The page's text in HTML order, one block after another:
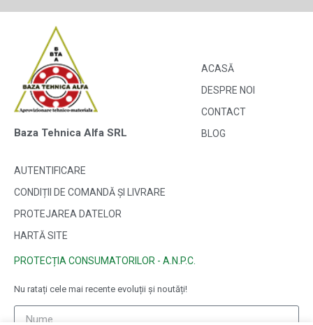
Baza Tehnica Alfa SRL
ACASĂ
DESPRE NOI
CONTACT
BLOG
AUTENTIFICARE
CONDIȚII DE COMANDĂ ȘI LIVRARE
PROTEJAREA DATELOR
HARTĂ SITE
PROTECȚIA CONSUMATORILOR - A.N.P.C.
Nu ratați cele mai recente evoluții și noutăți!